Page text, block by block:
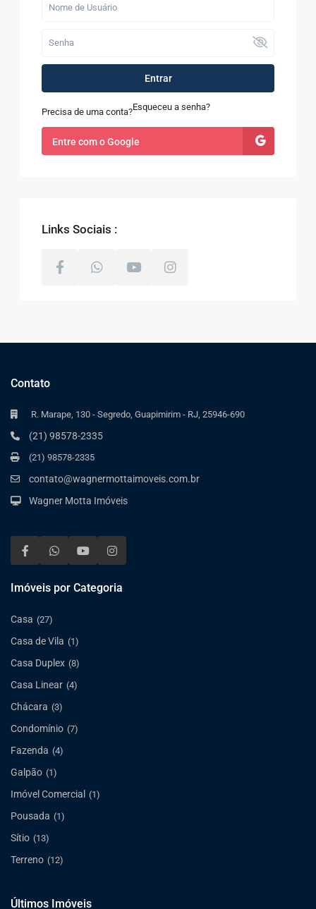
Entrar
Precisa de uma conta?Esqueceu a senha?
Entre com o Google
Links Sociais :
Contato
R. Marape, 130 - Segredo, Guapimirim - RJ, 25946-690
(21) 98578-2335
(21) 98578-2335
contato@wagnermottaimoveis.com.br
Wagner Motta Imóveis
Imóveis por Categoria
Casa (27)
Casa de Vila (1)
Casa Duplex (8)
Casa Linear (4)
Chácara (3)
Condomínio (7)
Fazenda (4)
Galpão (1)
Imóvel Comercial (1)
Pousada (1)
Sítio (13)
Terreno (12)
Últimos Imóveis